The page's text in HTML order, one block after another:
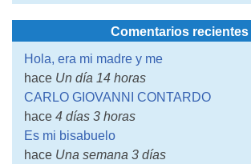
Comentarios recientes
Hola, era mi madre y me
hace Un día 14 horas
CARLO GIOVANNI CONTARDO
hace 4 días 3 horas
Es mi bisabuelo
hace Una semana 3 días